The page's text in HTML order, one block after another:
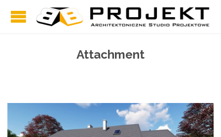
Attachment